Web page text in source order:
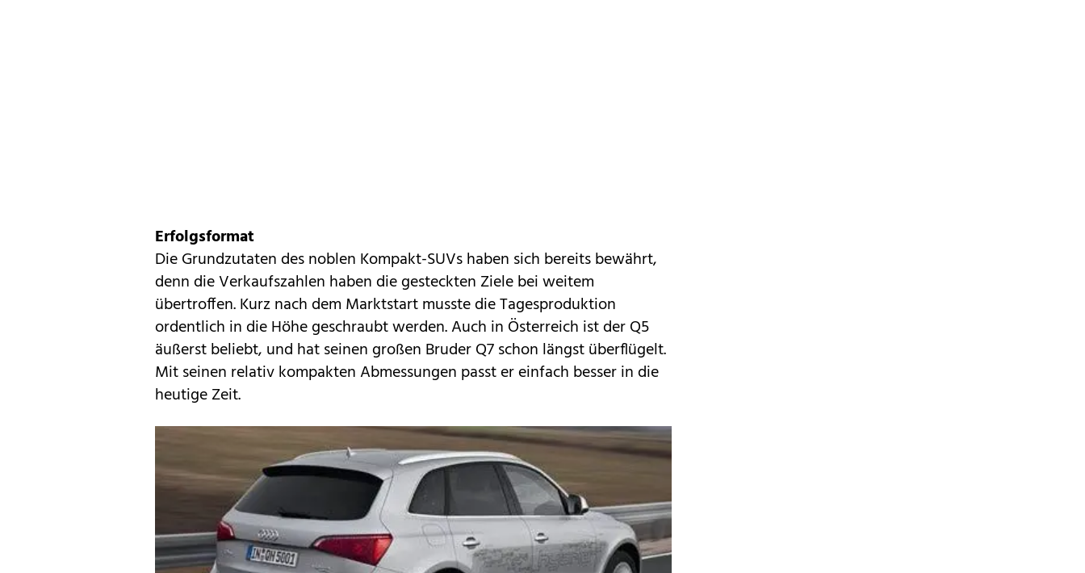
Erfolgsformat
Die Grundzutaten des noblen Kompakt-SUVs haben sich bereits bewährt,
denn die Verkaufszahlen haben die gesteckten Ziele bei weitem
übertroffen. Kurz nach dem Marktstart musste die Tagesproduktion
ordentlich in die Höhe geschraubt werden. Auch in Österreich ist derQ5
äußerst beliebt, und hat seinen großen BruderQ7schon längst überflügelt.
Mit seinen relativ kompakten Abmessungen passt er einfach besser in die
heutige Zeit.